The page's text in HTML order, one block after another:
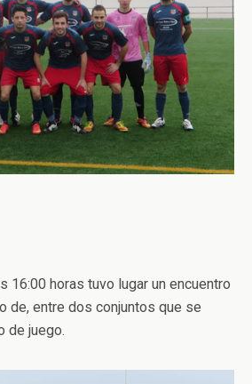
16:00 horas tuvo lugar un encuentro
de, entre dos conjuntos que se
de juego.